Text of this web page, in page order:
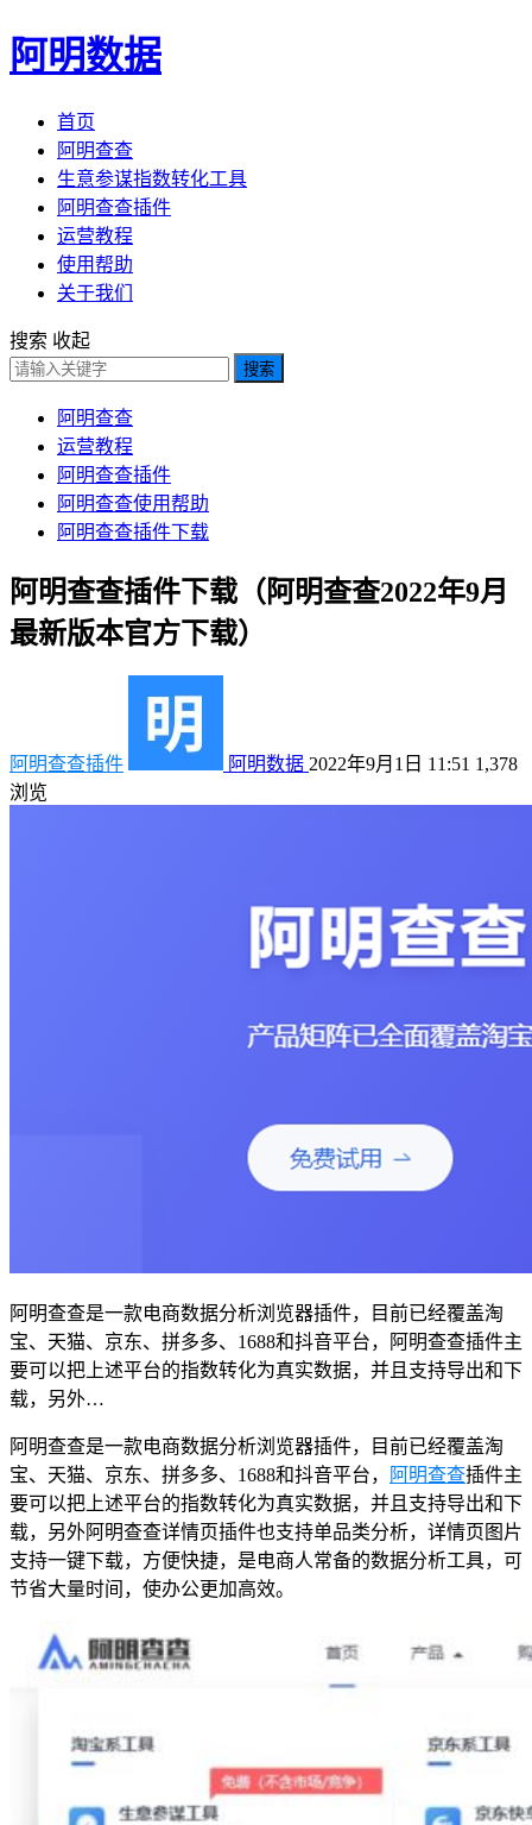
阿明数据
首页
阿明查查
生意参谋指数转化工具
阿明查查插件
运营教程
使用帮助
关于我们
搜索 收起
搜索
阿明查查
运营教程
阿明查查插件
阿明查查使用帮助
阿明查查插件下载
阿明查查插件下载（阿明查查2022年9月
最新版本官方下载）
阿明查查插件 阿明数据 2022年9月1日 11:51 1,378
浏览
阿明查查是一款电商数据分析浏览器插件，目前已经覆盖淘
宝、天猫、京东、拼多多、1688和抖音平台，阿明查查插件主
要可以把上述平台的指数转化为真实数据，并且支持导出和下
载，另外…
阿明查查是一款电商数据分析浏览器插件，目前已经覆盖淘
宝、天猫、京东、拼多多、1688和抖音平台，
阿明查查插件主
要可以把上述平台的指数转化为真实数据，并且支持导出和下
载，另外阿明查查详情页插件也支持单品类分析，详情页图片
支持一键下载，方便快捷，是电商人常备的数据分析工具，可
节省大量时间，使办公更加高效。